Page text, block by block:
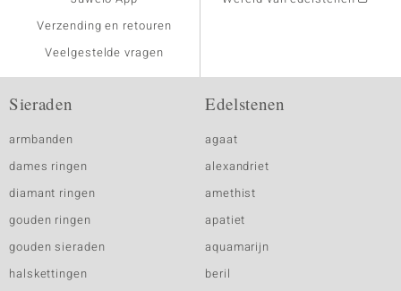
Verzending en retouren
Veelgestelde vragen
Sieraden
armbanden
dames ringen
diamant ringen
gouden ringen
gouden sieraden
halskettingen
Edelstenen
agaat
alexandriet
amethist
apatiet
aquamarijn
beril